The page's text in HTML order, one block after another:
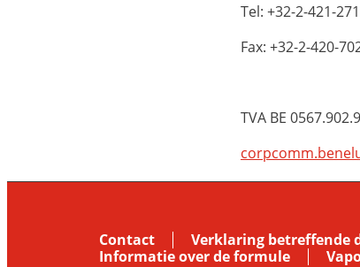
Tel: +32-2-421-
Fax: +32-2-420-
TVA BE
Contact Verklaring betreffende
Informatie over de formule